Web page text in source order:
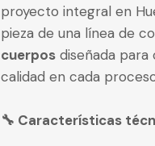
proyecto integral en
pieza de una línea de
cuerpos diseñada
calidad en cada
🔧 Características